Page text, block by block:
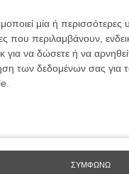
μία ή περισσότερες
που περιλαμβάνουν,
να δώσετε ή να
των δεδομένων σας
ΣΥΜΦΩΝΩ
Εγγράψου